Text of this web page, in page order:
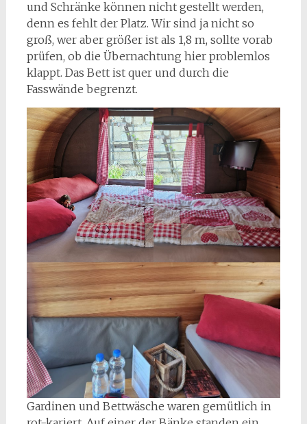
und Schränke können nicht gestellt werden,
denn es fehlt der Platz. Wir sind ja nicht so
groß, wer aber größer ist als 1,8 m, sollte vorab
prüfen, ob die Übernachtung hier problemlos
klappt. Das Bett ist quer und durch die
Fasswände begrenzt.
Gardinen und Bettwäsche waren gemütlich in